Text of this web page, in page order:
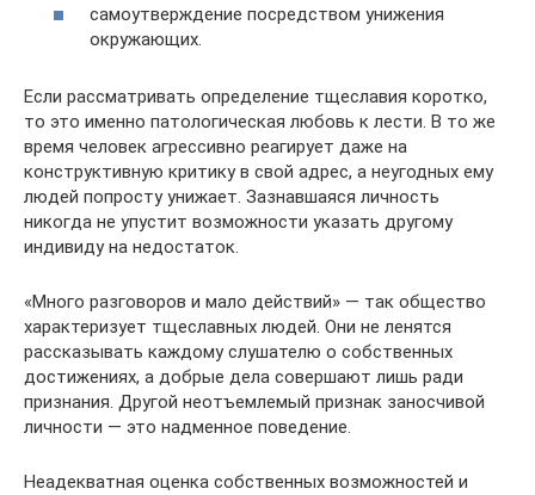
самоутверждение посредством унижения
окружающих.
Если рассматривать определение тщеславия коротко,
то это именно патологическая любовь к лести. В то же
время человек агрессивно реагирует даже на
конструктивную критику в свой адрес, а неугодных ему
людей попросту унижает. Зазнавшаяся личность
никогда не упустит возможности указать другому
индивиду на недостаток.
«Много разговоров и мало действий» — так общество
характеризует тщеславных людей. Они не ленятся
рассказывать каждому слушателю о собственных
достижениях, а добрые дела совершают лишь ради
признания. Другой неотъемлемый признак заносчивой
личности — это надменное поведение.
Неадекватная оценка собственных возможностей и